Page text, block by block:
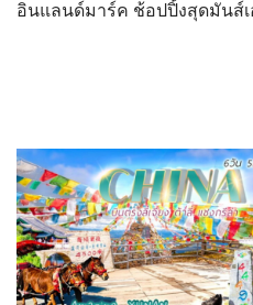
อินแลนด์มาร์ค ช้อปปิ้งสุดมันส์เ